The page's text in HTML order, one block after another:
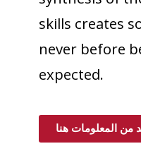
skills creates
never before
expected.
من المعلومات هنا